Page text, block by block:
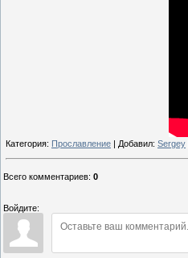
Категория: Прославление | Добавил: Sergey
Всего комментариев: 0
Войдите: